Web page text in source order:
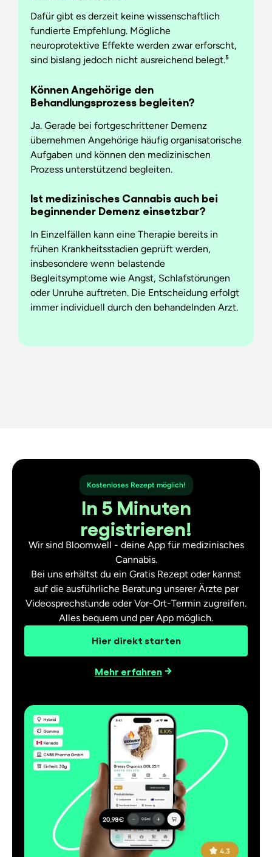
Dafür gibt es derzeit keine wissenschaftlich
fundierte Empfehlung. Mögliche
neuroprotektive Effekte werden zwar erforscht,
sind bislang jedoch nicht ausreichend belegt.⁵
Können Angehörige den
Behandlungsprozess begleiten?
Ja. Gerade bei fortgeschrittener Demenz
übernehmen Angehörige häufig organisatorische
Aufgaben und können den medizinischen
Prozess unterstützend begleiten.
Ist medizinisches Cannabis auch bei
beginnender Demenz einsetzbar?
In Einzelfällen kann eine Therapie bereits in
frühen Krankheitsstadien geprüft werden,
insbesondere wenn belastende
Begleitsymptome wie Angst, Schlafstörungen
oder Unruhe auftreten. Die Entscheidung erfolgt
immer individuell durch den behandelnden Arzt.
Kostenloses Rezept möglich!
In 5 Minuten
registrieren!
Wir sind Bloomwell - deine App für medizinisches
Cannabis.
Bei uns erhältst du ein Gratis Rezept oder kannst
auf die ausführliche Beratung unserer Ärzte per
Videosprechstunde oder Vor-Ort-Termin zugreifen.
Alles bequem und per App möglich.
Hier direkt starten
Mehr erfahren